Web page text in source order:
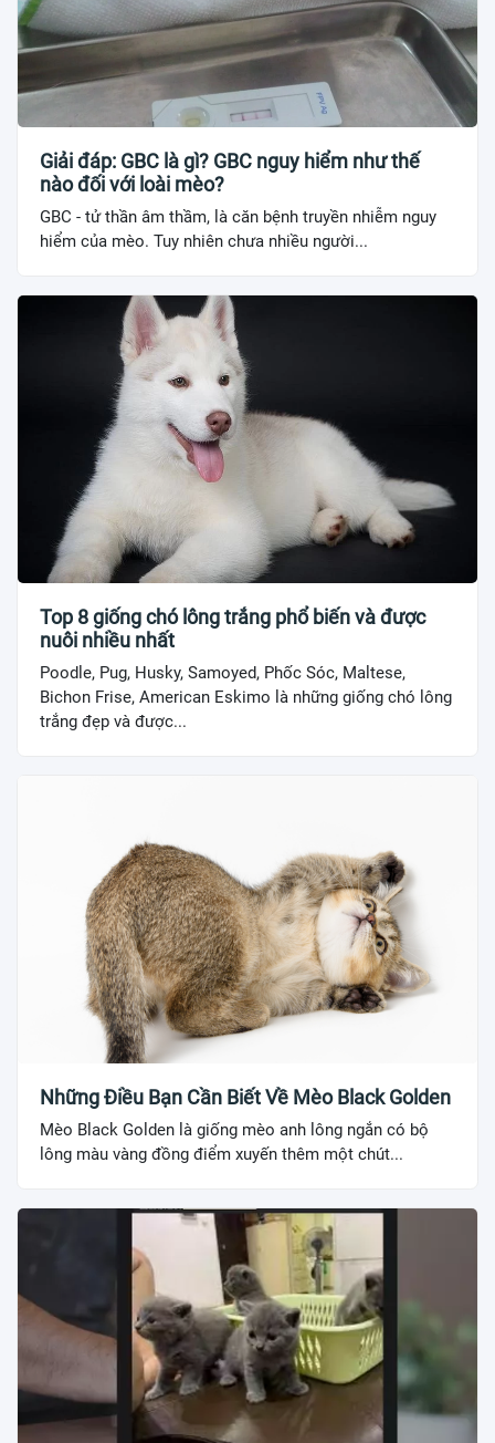
Giải đáp: GBC là gì? GBC nguy hiểm như thế
nào đối với loài mèo?
GBC - tử thần âm thầm, là căn bệnh truyền nhiễm nguy
hiểm của mèo. Tuy nhiên chưa nhiều người...
Top 8 giống chó lông trắng phổ biến và được
nuôi nhiều nhất
Poodle, Pug, Husky, Samoyed, Phốc Sóc, Maltese,
Bichon Frise, American Eskimo là những giống chó lông
trắng đẹp và được...
Những Điều Bạn Cần Biết Về Mèo Black Golden
Mèo Black Golden là giống mèo anh lông ngắn có bộ
lông màu vàng đồng điểm xuyến thêm một chút...